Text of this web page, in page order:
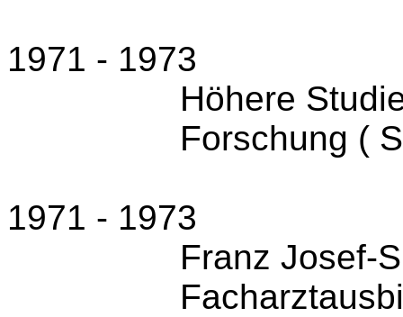
1971 - 1973
Höhere
Forschung (
1971 - 1973
Franz Josef-